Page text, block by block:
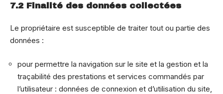
7.2 Finalité des données collectées
Le propriétaire est susceptible de traiter tout ou partie des
données :
pour permettre la navigation sur le site et la gestion et la
traçabilité des prestations et services commandés par
l’utilisateur : données de connexion et d’utilisation du site,